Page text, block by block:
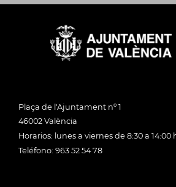
Plaça de l'Ajuntament nº 1
46002 València
Horarios: lunes a viernes de 8:30 a 14:00
Teléfono: 963 52 54 78